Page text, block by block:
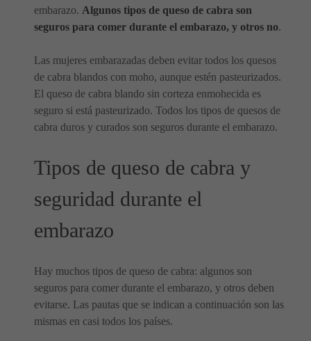
embarazo. Algunos tipos de queso de cabra son
seguros para comer durante el embarazo, y otros no.
Las mujeres embarazadas deben evitar todos los quesos
de cabra blandos con moho, aunque estén pasteurizados.
El queso de cabra blando sin corteza enmohecida es
seguro si está pasteurizado. Todos los tipos de quesos de
cabra duros y curados son seguros durante el embarazo.
Tipos de queso de cabra y
seguridad durante el
embarazo
Hay muchos tipos de queso de cabra: algunos son
seguros para comer durante el embarazo, y otros deben
evitarse. Las pautas que se indican a continuación son las
mismas en casi todos los países.